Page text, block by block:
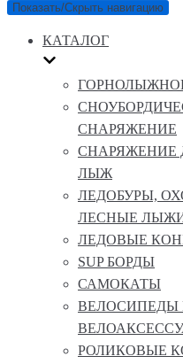
Показать/Скрыть навигацию
КАТАЛОГ
СНАРЯЖЕНИЕ
СНАРЯЖЕНИЕ
ЛЫЖ
ЛЕДОБУРЫ,
ЛЕСНЫЕ
ЛЕДОВЫЕ
SUP БОРДЫ
САМОКАТЫ
ВЕЛОСИПЕДЫ
РОЛИКОВЫЕ